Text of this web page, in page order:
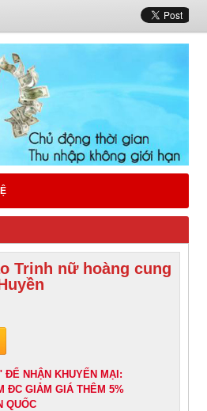
Trinh nữ hoàng cung
ĐỂ NHẬN KHUYẾN MẠI:
ĐC GIẢM GIÁ THÊM 5%
QUỐC